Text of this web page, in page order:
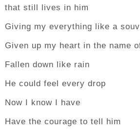
that still lives in him
Giving my everything like a
Given up my heart in the name
Fallen down like rain
He could feel every drop
Now I know I have
Have the courage to tell him